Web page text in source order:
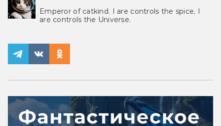
Emperor of catkind. I are controls the spice, I
are controls the Universe.